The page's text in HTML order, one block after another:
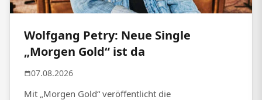
Wolfgang Petry: Neue Single
„Morgen Gold“ ist da
07.08.2026
Mit „Morgen Gold“ veröffentlicht die